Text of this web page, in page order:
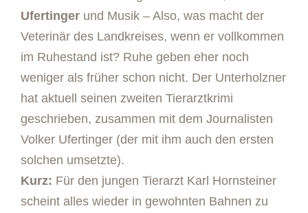
Ufertinger und Musik – Also, was macht der
Veterinär des Landkreises, wenn er vollkommen
im Ruhestand ist? Ruhe geben eher noch
weniger als früher schon nicht. Der Unterholzner
hat aktuell seinen zweiten Tierarztkrimi
geschrieben, zusammen mit dem Journalisten
Volker Ufertinger (der mit ihm auch den ersten
solchen umsetzte).
Kurz: Für den jungen Tierarzt Karl Hornsteiner
scheint alles wieder in gewohnten Bahnen zu